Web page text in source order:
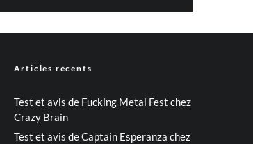
Articles récents
Test et avis de Fucking Metal Fest chez
Crazy Brain
Test et avis de Captain Esperanza chez